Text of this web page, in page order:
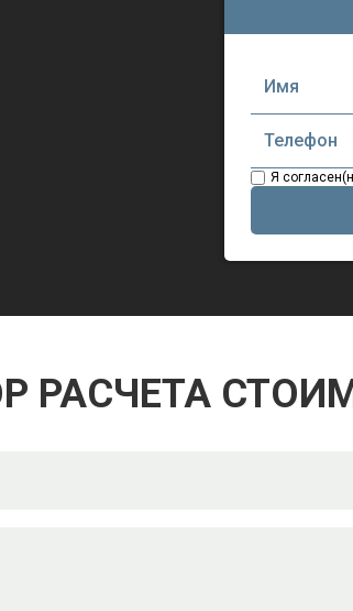
Я
РАСЧЕТА